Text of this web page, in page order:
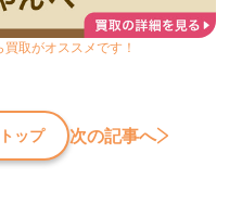
取がオススメです！
ップ 次の記事へ